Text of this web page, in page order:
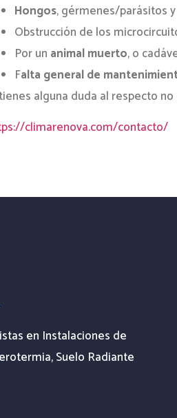
Hongos, gérmenes/parásitos
Obstrucción de los
Por un animal muerto, o
Falta general de
alguna duda al respecto
climarenova.com/contacto/
en Instalaciones de
Suelo Radiante